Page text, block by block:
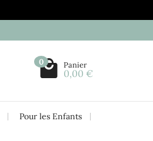
0 Panier
0,00 €
Pour les Enfants